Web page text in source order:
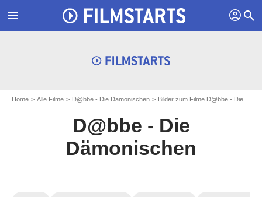
menu profil search
Home Alle Filme D@bbe - Die Dämonischen Bilder zum Filme D@bbe - Die Dämonischen
D@bbe - Die
Dämonischen